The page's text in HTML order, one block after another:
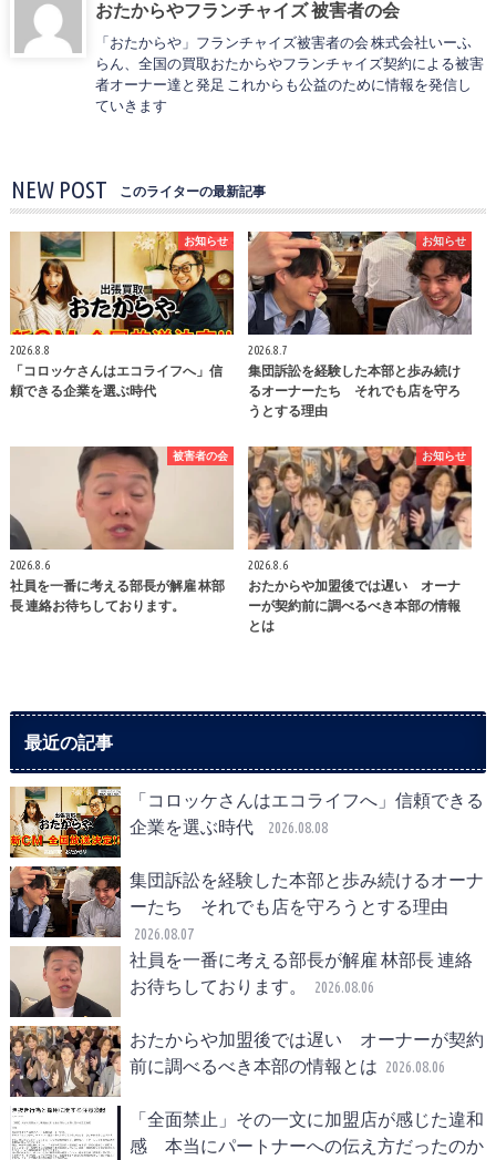
おたからやフランチャイズ 被害者の会
「おたからや」フランチャイズ被害者の会 株式会社いーふ
らん、全国の買取おたからやフランチャイズ契約による被害
者オーナー達と発足 これからも公益のために情報を発信し
ていきます
NEW POST このライターの最新記事
お知らせ
2026.8.8
「コロッケさんはエコライフへ」信
頼できる企業を選ぶ時代
お知らせ
2026.8.7
集団訴訟を経験した本部と歩み続け
るオーナーたち それでも店を守ろ
うとする理由
被害者の会
2026.8.6
社員を一番に考える部長が解雇 林部
長 連絡お待ちしております。
お知らせ
2026.8.6
おたからや加盟後では遅い オーナ
ーが契約前に調べるべき本部の情報
とは
最近の記事
「コロッケさんはエコライフへ」信頼できる
企業を選ぶ時代
2026.08.08
集団訴訟を経験した本部と歩み続けるオーナ
ーたち それでも店を守ろうとする理由
2026.08.07
社員を一番に考える部長が解雇 林部長 連絡
お待ちしております。
2026.08.06
おたからや加盟後では遅い オーナーが契約
前に調べるべき本部の情報とは 2026.08.06
「全面禁止」その一文に加盟店が感じた違和
感 本当にパートナーへの伝え方だったのか